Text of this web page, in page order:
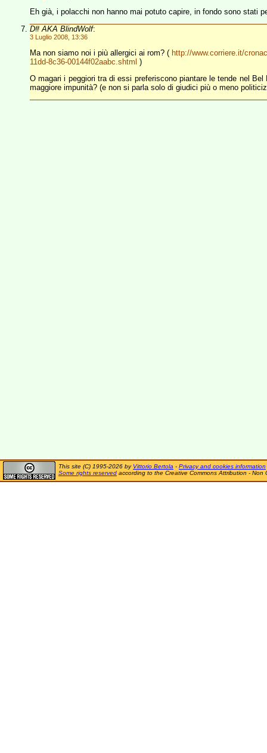
Eh già, i polacchi non hanno mai potuto capire, in fondo sono stati
D# AKA BlindWolf:
3 Luglio 2008, 13:36
Ma non siamo noi i più allergici ai rom? ( http://www.corriere.it/
11dd-8c36-00144f02aabc.shtml )
O magari i peggiori tra di essi preferiscono piantare le tende nel
maggiore impunità? (e non si parla solo di giudici più o meno
This site (C) 1995-2026 by Vittorio Bertola - Privacy and cookies information
Some rights reserved according to the Creative Commons Attribution - Non